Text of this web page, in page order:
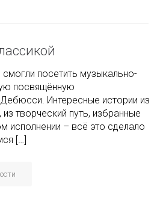
посетить музыкально-
посвящённую
Интересные истории из
творческий путь, избранные
исполнении – всё это сделало
[…]